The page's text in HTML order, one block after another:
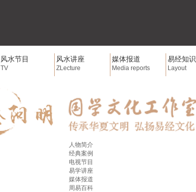
风水节目
TV
风水讲座
ZLecture
媒体报道
Media reports
易经知识
Layout
人物简介
经典案例
电视节目
易学讲座
媒体报道
周易百科